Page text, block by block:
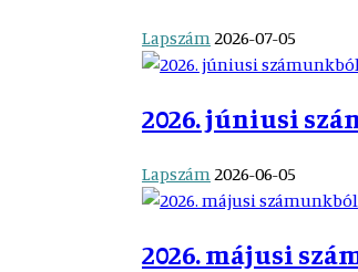
Lapszám 2026-07-05
2026. júniusi
Lapszám 2026-06-05
2026. májusi